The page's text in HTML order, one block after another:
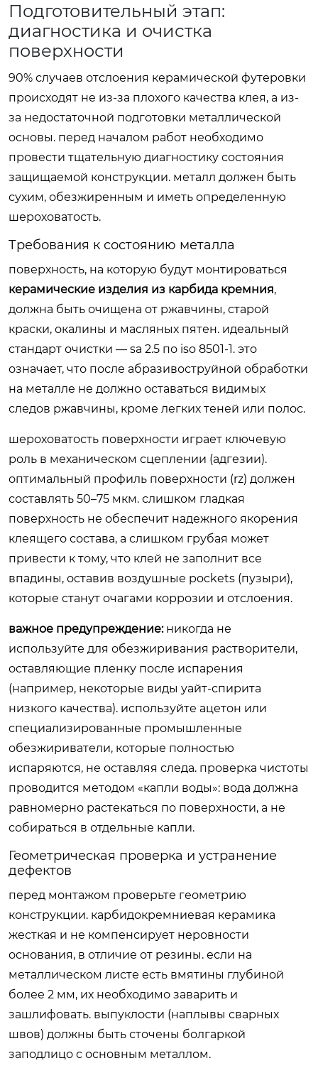
Подготовительный этап:
диагностика и очистка
поверхности
90% случаев отслоения керамической футеровки
происходят не из-за плохого качества клея, а из-
за недостаточной подготовки металлической
основы. перед началом работ необходимо
провести тщательную диагностику состояния
защищаемой конструкции. металл должен быть
сухим, обезжиренным и иметь определенную
шероховатость.
Требования к состоянию металла
поверхность, на которую будут монтироваться
керамические изделия из карбида кремния,
должна быть очищена от ржавчины, старой
краски, окалины и масляных пятен. идеальный
стандарт очистки — sa 2.5 по iso 8501-1. это
означает, что после абразивоструйной обработки
на металле не должно оставаться видимых
следов ржавчины, кроме легких теней или полос.
шероховатость поверхности играет ключевую
роль в механическом сцеплении (адгезии).
оптимальный профиль поверхности (rz) должен
составлять 50–75 мкм. слишком гладкая
поверхность не обеспечит надежного якорения
клеящего состава, а слишком грубая может
привести к тому, что клей не заполнит все
впадины, оставив воздушные pockets (пузыри),
которые станут очагами коррозии и отслоения.
важное предупреждение:никогда не
используйте для обезжиривания растворители,
оставляющие пленку после испарения
(например, некоторые виды уайт-спирита
низкого качества). используйте ацетон или
специализированные промышленные
обезжириватели, которые полностью
испаряются, не оставляя следа. проверка чистоты
проводится методом «капли воды»: вода должна
равномерно растекаться по поверхности, а не
собираться в отдельные капли.
Геометрическая проверка и устранение
дефектов
перед монтажом проверьте геометрию
конструкции. карбидокремниевая керамика
жесткая и не компенсирует неровности
основания, в отличие от резины. если на
металлическом листе есть вмятины глубиной
более 2 мм, их необходимо заварить и
зашлифовать. выпуклости (наплывы сварных
швов) должны быть сточены болгаркой
заподлицо с основным металлом.